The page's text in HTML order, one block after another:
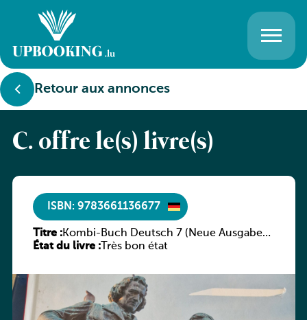
Retour aux annonces
C. offre le(s) livre(s)
ISBN: 9783661136677
Titre :Kombi-Buch Deutsch 7 (Neue Ausgabe
Luxemburg)
État du livre :Très bon état